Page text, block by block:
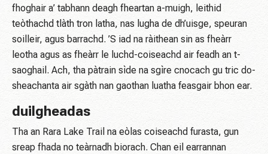
fhoghair a’ tabhann deagh fheartan a-muigh, leithid
teòthachd tlàth tron ​​latha, nas lugha de dh’uisge, speuran
soilleir, agus barrachd. ’S iad na ràithean sin as fheàrr
leotha agus as fheàrr le luchd-coiseachd air feadh an t-
saoghail. Ach, tha pàtrain sìde na sgìre cnocach gu tric do-
sheachanta air sgàth nan gaothan luatha feasgair bhon ear.
duilgheadas
Tha an Rara Lake Trail na eòlas coiseachd furasta, gun
sreap fhada no teàrnadh biorach. Chan eil earrannan